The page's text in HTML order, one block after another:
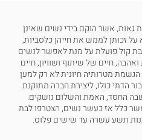
גאות, אשר הוקם בידי נשים שאינן
על זכותן לממש את חייהן כלסביות,
בת קול פועלת על מנת לאפשר לנשים
חיים של שיתוף ושוויון, חיים
מטרותיה חיונית לא רק למען
הדתי כולו, ליצירת חברה מתוקנת
החסד, האמת והשלום נושקים.
הארגון בשנת 2005, אשר כלל אז כעשר נשים, הצטרפו לבת
תשע עשרה עד שישים פלוס.